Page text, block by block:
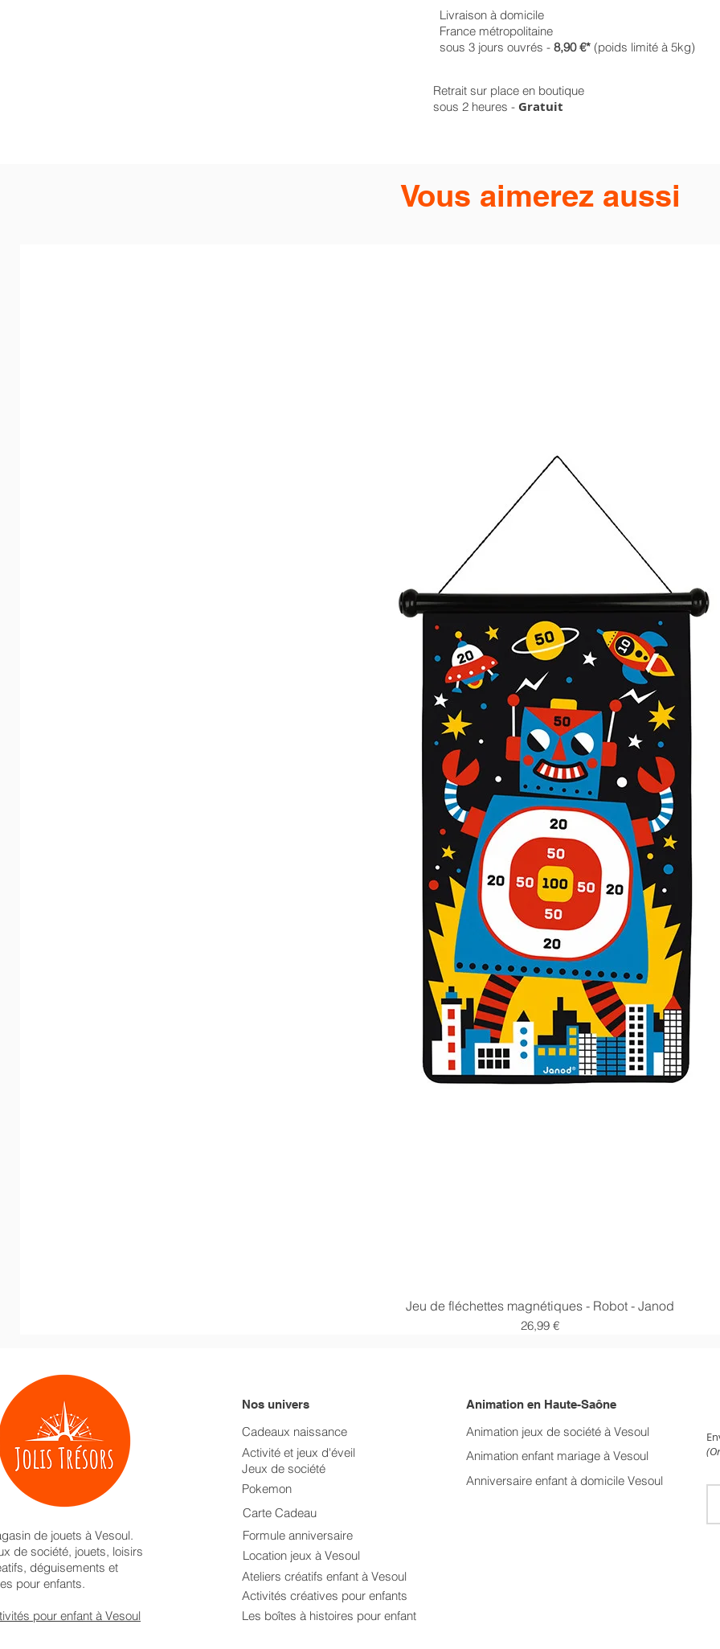
Livraison à domicile
France métropolitaine
sous 3 jours ouvrés - 8,90 €* (poids limité à 5kg)
Retrait sur place en boutique
sous 2 heures - Gratuit
Vous aimerez aussi
Aperçu rapide
Jeu de fléchettes magnétiques - Robot - Janod
Prix
26,99 €
de jouets à Vesoul.
de société, jouets, loisirs
déguisements et
pour enfants.
pour enfant à Vesoul
Nos univers
Cadeaux naissance
Activité et jeux d'éveil
Jeux de société
Pokemon
Carte Cadeau
Formule anniversaire
Location jeux à Vesoul
Animation en Haute-Saône
Animation jeux de société à Vesoul
Animation enfant mariage à Vesoul
Anniversaire enfant à domicile Vesoul
Ateliers créatifs enfant à Vesoul
Activités créatives pour enfants
Les boîtes à histoires pour enfant